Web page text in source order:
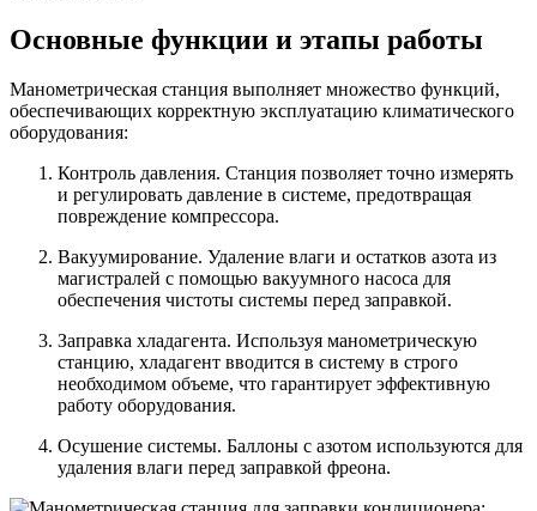
Основные функции и этапы работы
Манометрическая станция выполняет множество функций,
обеспечивающих корректную эксплуатацию климатического
оборудования:
Контроль давления. Станция позволяет точно измерять
и регулировать давление в системе, предотвращая
повреждение компрессора.
Вакуумирование. Удаление влаги и остатков азота из
магистралей с помощью вакуумного насоса для
обеспечения чистоты системы перед заправкой.
Заправка хладагента. Используя манометрическую
станцию, хладагент вводится в систему в строго
необходимом объеме, что гарантирует эффективную
работу оборудования.
Осушение системы. Баллоны с азотом используются для
удаления влаги перед заправкой фреона.